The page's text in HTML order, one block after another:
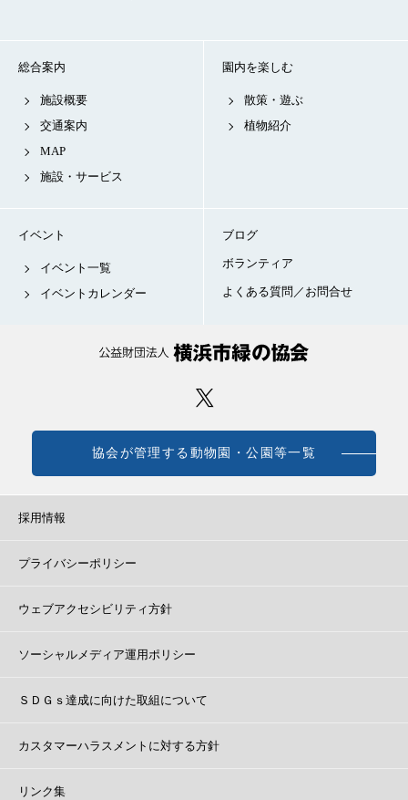
総合案内
施設概要
交通案内
MAP
施設・サービス
園内を楽しむ
散策・遊ぶ
植物紹介
イベント
イベント一覧
イベントカレンダー
ブログ
ボランティア
よくある質問／お問合せ
協会が管理する動物園・公園等一覧
採用情報
プライバシーポリシー
ウェブアクセシビリティ方針
ソーシャルメディア運用ポリシー
ＳＤＧｓ達成に向けた取組について
カスタマーハラスメントに対する方針
リンク集